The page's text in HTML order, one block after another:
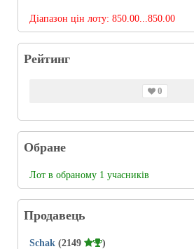
Діапазон цін лоту: 850.00...850.00
Рейтинг
0
Обране
Лот в обраному 1 учасників
Продавець
Schak (2149
)